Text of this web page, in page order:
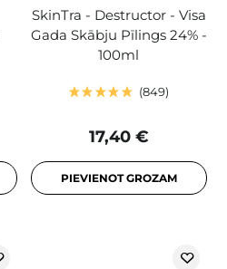
SkinTra - Destructor - Visa
Gada Skābju Pīlings 24% -
100ml
849
17,40 €
PIEVIENOT GROZAM